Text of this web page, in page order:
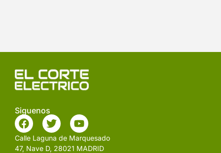
Siguenos
Calle Laguna de Marquesado
47, Nave D, 28021 MADRID